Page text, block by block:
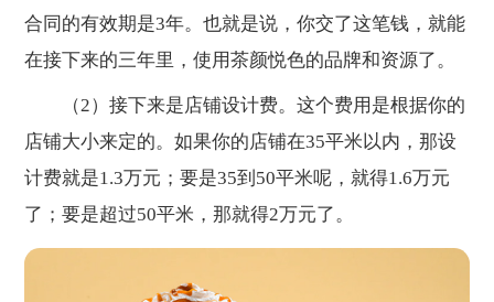
合同的有效期是3年。也就是说，你交了这笔钱，就能
在接下来的三年里，使用茶颜悦色的品牌和资源了。
（2）接下来是店铺设计费。这个费用是根据你的
店铺大小来定的。如果你的店铺在35平米以内，那设
计费就是1.3万元；要是35到50平米呢，就得1.6万元
了；要是超过50平米，那就得2万元了。